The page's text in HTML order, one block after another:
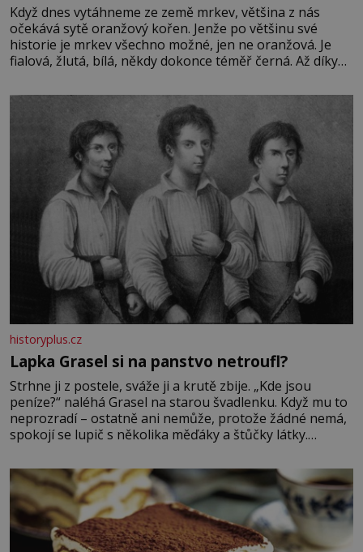
Když dnes vytáhneme ze země mrkev, většina z nás
očekává sytě oranžový kořen. Jenže po většinu své
historie je mrkev všechno možné, jen ne oranžová. Je
fialová, žlutá, bílá, někdy dokonce téměř černá. Až díky
bez které si českou zahradu ani nedokážeme představit.
historyplus.cz
Lapka Grasel si na panstvo netroufl?
Strhne ji z postele, sváže ji a krutě zbije. „Kde jsou
peníze?“ naléhá Grasel na starou švadlenku. Když mu to
neprozradí – ostatně ani nemůže, protože žádné nemá,
spokojí se lupič s několika měďáky a štůčky látky.
krutý. Jeho činy budí hrůzu ještě dlouho po jeho smrti